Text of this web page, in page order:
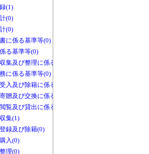
(1)
(0)
(0)
に係る基準等(0)
る基準等(0)
集及び整理に係る基準等(0)
に係る基準等(0)
入及び除籍に係る基準等(0)
贈及び交換に係る基準等(0)
覧及び貸出に係る基準等(0)
集(1)
録及び除籍(0)
入(0)
理(0)